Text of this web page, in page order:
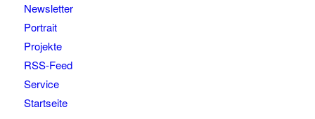
Newsletter
Portrait
Projekte
RSS-Feed
Service
Startseite